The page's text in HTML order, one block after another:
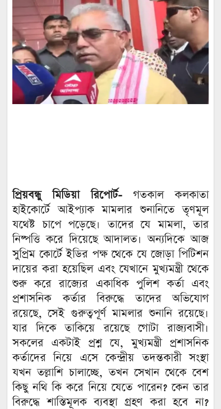
প্রিয়বন্ধু মিডিয়া রিপোর্ট-গতকাল কলকাতা
হাইকোর্টে আইপ্যাক মামলার শুনানিতে তৃণমূল
যথেষ্ট চাপে পড়েছে। তাদের যে মামলা, তার
নিষ্পত্তি করে দিয়েছে আদালত। অন্যদিকে আজ
সুপ্রিম কোর্টে ইডির পক্ষ থেকে যে জোড়া পিটিশন
দায়ের করা হয়েছিল এবং যেখানে মুখ্যমন্ত্রী থেকে
শুরু করে রাজ্যের একাধিক পুলিশ কর্তা এবং
প্রশাসনিক কর্তার বিরুদ্ধে তাদের অভিযোগ
রয়েছে, সেই গুরুত্বপূর্ণ মামলার শুনানি রয়েছে।
যার দিকে তাকিয়ে রয়েছে গোটা রাজ্যবাসী।
সকলের একটাই প্রশ্ন যে, মুখ্যমন্ত্রী প্রশাসনিক
কর্তাদের নিয়ে এসে কেন্দ্রীয় তদন্তকারী সংস্থা
যখন তল্লাশি চালাচ্ছে, তখন সেখান থেকে বেশ
কিছু নথি কি করে নিয়ে যেতে পারেন? কেন তার
বিরুদ্ধে শাস্তিমূলক ব্যবস্থা গ্রহণ করা হবে না?